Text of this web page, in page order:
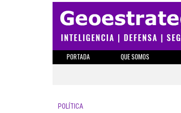
PORTADA QUE SOMOS
POLÍTICA